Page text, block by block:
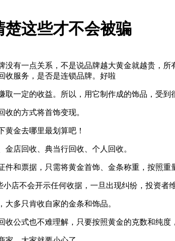
这些才不会被骗
有一点关系，不是说品牌越大黄金就越贵，
收服务，是否是连锁品牌。好啦
一定的收益。所以，用它制作成的饰品，受到
的方式将首饰变现。
金去哪里最划算吧！
店回收、典当行回收、个人回收。
和票据，只需将黄金首饰、金条称重，按照重
店不会开示任何收据，一旦出现纠纷，投资者
多只肯收自家的金条和饰品。
公式也不难理解，只要按照黄金的克数和纯度